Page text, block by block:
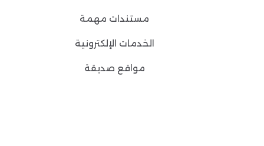
مستندات مهمة
الخدمات الإلكترونية
مواقع صديقة